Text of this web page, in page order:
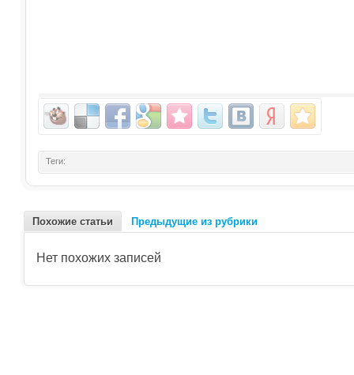
Теги:
Похожие статьи Предыдущие из рубрики
Нет похожих записей